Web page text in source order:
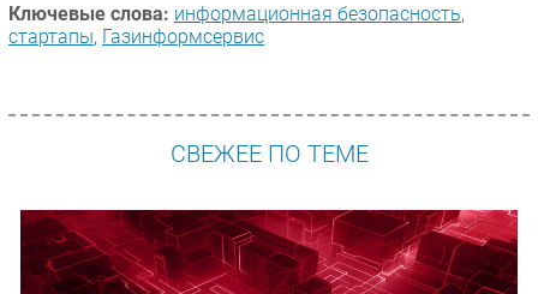
Ключевые слова: информационная безопасность,
стартапы, Газинформсервис
СВЕЖЕЕ ПО ТЕМЕ